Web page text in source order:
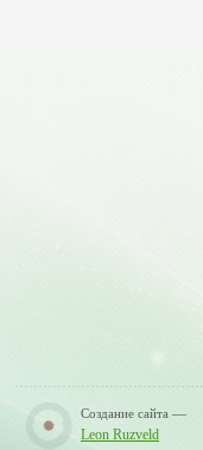
Создание сайта —
Leon Ruzveld